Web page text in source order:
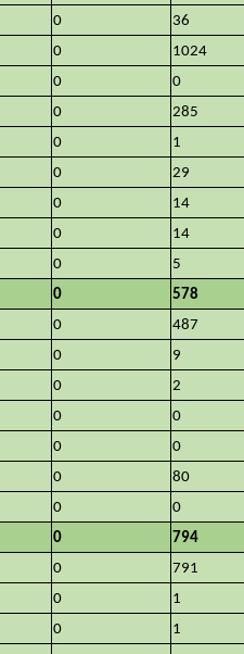
0
36
0
1024
0
0
0
285
0
1
0
29
0
14
0
14
0
5
0
578
0
487
0
9
0
2
0
0
0
0
0
80
0
0
0
794
0
791
0
1
0
1